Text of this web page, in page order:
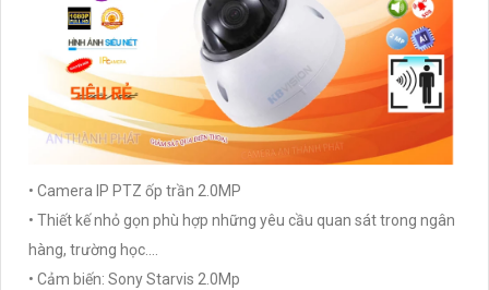
• Camera IP PTZ ốp trần 2.0MP
• Thiết kế nhỏ gọn phù hợp những yêu cầu quan sát trong ngân
hàng, trường học....
• Cảm biến: Sony Starvis 2.0Mp